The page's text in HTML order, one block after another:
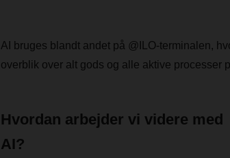
AI bruges blandt andet på @ILO-terminalen,
overblik over alt gods og alle aktive processer
Hvordan arbejder vi videre med
AI?